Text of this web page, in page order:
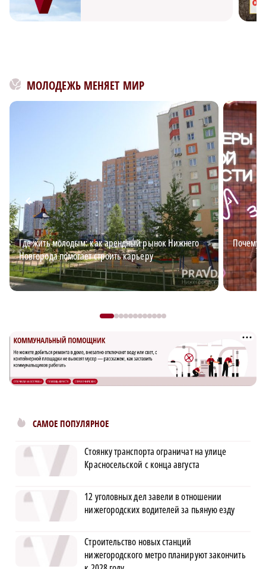
МОЛОДЕЖЬ МЕНЯЕТ МИР
Где жить молодым: как арендный рынок Нижнего
Новгорода помогает строить карьеру
Почему
САМОЕ ПОПУЛЯРНОЕ
Стоянку транспорта ограничат на улице
Красносельской с конца августа
12 уголовных дел завели в отношении
нижегородских водителей за пьяную езду
Строительство новых станций
нижегородского метро планируют закончить